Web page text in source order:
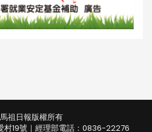
祖日報版權所有
村19號｜經理部電話：0836-22276